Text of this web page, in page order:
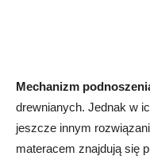
Mechanizm
drewnianych. Jednak w
jeszcze innym
materacem znajdują się